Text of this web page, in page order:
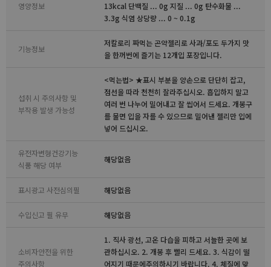
영양정보
13kcal 단백질 ... 0g 지질 ... 0g 탄수화물 ...
3.3g 식염 상당량 ... 0 ~ 0.1g
기능정보
저칼로리 짜먹는 곤약젤리로 사과/포도 두가지 맛
을 한꺼번에 즐기는 12개입 포장입니다.
섭취 시 주의사항 및
부작용 발생 가능성
<먹는법> ★표시 부분을 양손으로 단단히 잡고,
점선을 따라 천천히 잘라주십시오. 흡입하지 말고
여러 번 나누어 밀어내고 잘 씹어서 드세요. 개봉구
를 물면 입을 자를 수 있으므로 밀어낸 젤리만 입에
넣어 드십시오.
유전자변형건강기능
식품 해당 여부
해당없음
표시광고 사전심의필 해당없음
수입신고 필 유무 해당없음
소비자안전을 위한
주의사항
1. 직사 광선, 고온 다습을 피하고 서늘한 곳에 보
관하십시오. 2. 개봉 후 빨리 드세요. 3. 식감이 떨
어지기 때문에주의하시기 바랍니다. 4. 체질에 맞